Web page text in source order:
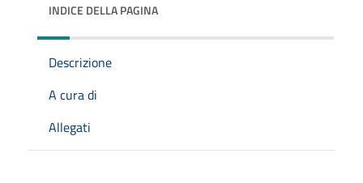
INDICE DELLA PAGINA
Descrizione
A cura di
Allegati